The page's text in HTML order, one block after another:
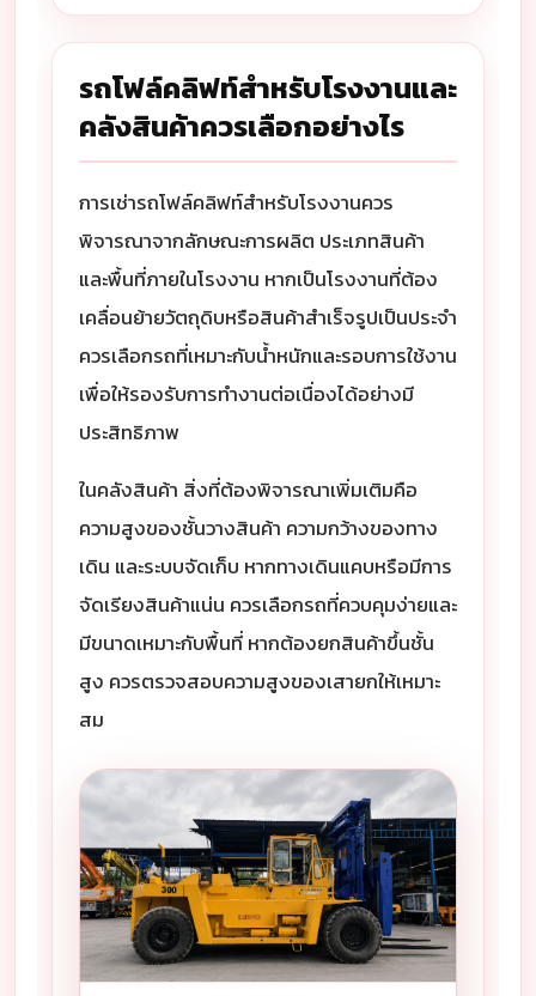
รถโฟล์คลิฟท์สำหรับโรงงานและ
คลังสินค้าควรเลือกอย่างไร
การเช่ารถโฟล์คลิฟท์สำหรับโรงงานควร
พิจารณาจากลักษณะการผลิต ประเภทสินค้า
และพื้นที่ภายในโรงงาน หากเป็นโรงงานที่ต้อง
เคลื่อนย้ายวัตถุดิบหรือสินค้าสำเร็จรูปเป็นประจำ
ควรเลือกรถที่เหมาะกับน้ำหนักและรอบการใช้งาน
เพื่อให้รองรับการทำงานต่อเนื่องได้อย่างมี
ประสิทธิภาพ
ในคลังสินค้า สิ่งที่ต้องพิจารณาเพิ่มเติมคือ
ความสูงของชั้นวางสินค้า ความกว้างของทาง
เดิน และระบบจัดเก็บ หากทางเดินแคบหรือมีการ
จัดเรียงสินค้าแน่น ควรเลือกรถที่ควบคุมง่ายและ
มีขนาดเหมาะกับพื้นที่ หากต้องยกสินค้าขึ้นชั้น
สูง ควรตรวจสอบความสูงของเสายกให้เหมาะ
สม